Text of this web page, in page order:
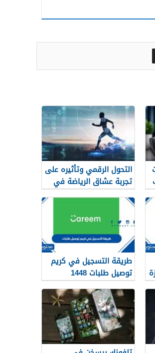
التحول الرقمي وتأثيره على
تجربة عشاق الرياضة في
الجزائر
طريقة التسجيل في كريم
توصيل طلبات 1448